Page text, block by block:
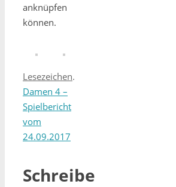
anknüpfen
können.
Lesezeichen.
Damen 4 –
Spielbericht
vom
24.09.2017
Schreibe